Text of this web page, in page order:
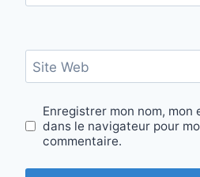
Site Web
Enregistrer mon nom, mon
dans le navigateur pour
commentaire.